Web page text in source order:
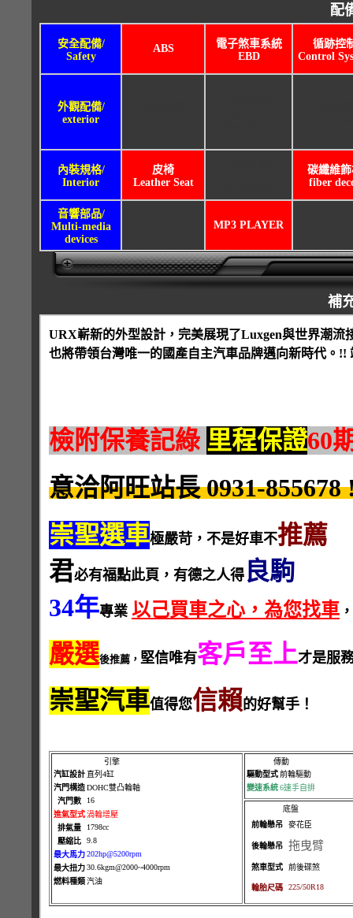
配
安全配備/
Safety
ABS
電子煞車系統
EBD
循跡控
Control
外觀配備/
exterior
內裝規格/
Interior
皮椅
Leather Seat
碳纖維
fiber
音響部品/
Multi-media
devices
MP3 PLAYER
補
URX嶄新的外型設計，完美展現了Luxgen與世界潮
也將帶領台灣唯一的國產自主汽車品牌邁向新時代。!!
檢附保養記綠 里程保證60
意洽阿旺站長 0931-855678
崇聖選車極嚴苛，不是好車不推薦
君必有福點此頁，有德之人得 良駒
34年專業 以己買車之心，為您找車
嚴選後推薦， 堅信唯有客戶至上才是服
崇聖汽車值得您信賴 的好幫手！
引擎
汽缸設計直列4缸
汽門構造DOHC雙凸輪軸
汽門數
16
進氣型式渦輪增壓
排氣量
1798cc
壓縮比
9.8
最大馬力202hp@5200rpm
最大扭力30.6kgm@2000~4000rpm
燃料種類汽油
傳動
驅動型式前輪驅動
變速系統6速手自排
底盤
前輪懸吊
麥花臣
後輪懸吊 拖曳臂
煞車型式 前後碟煞
輪胎尺碼 225/50R18